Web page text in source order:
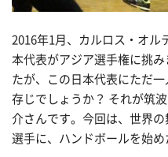
2016年1月、カルロス・オル
本代表がアジア選手権に挑
たが、この日本代表にただ
存じでしょうか？ それが筑
介さんです。今回は、世界
選手に、ハンドボールを始め